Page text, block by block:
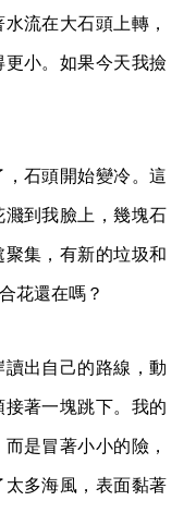
流在大石頭上轉，
小。如果今天我撿
石頭開始變冷。這
到我臉上，幾塊石
集，有新的垃圾和
花還在嗎？
出自己的路線，動
著一塊跳下。我的
是冒著小小的險，
多海風，表面黏著